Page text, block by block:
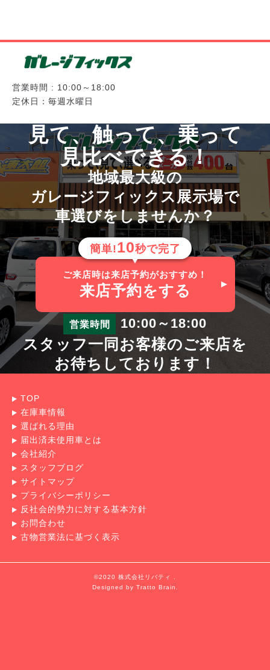
営業時間 : 10:00～18:00
定休日：毎週水曜日
見て、触って、乗って
見比べできる！
地域最大級の
ガレージフィックス展示場で
車選びをしませんか？
簡単!10秒で完了
ご来店時は来店予約がおすすめ！
来店予約をする
営業時間 10:00～18:00
スタッフ一同お客様のご来店を
お待ちしております！
TOP
在庫車情報
選ばれる理由
届出済未使用車とは
会社紹介
スタッフブログ
サイトマップ
プライバシーポリシー
反社会的勢力に対する基本方針
お問合わせ
古物営業法に基づく表示
©2020 株式会社リバティ .
Designed by Tratto Brain